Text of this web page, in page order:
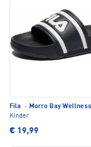
Fila · Morro Bay
Kinder
€ 19,99